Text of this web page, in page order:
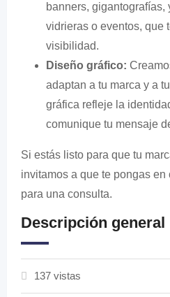
banners, gigantografías,
vidrieras o eventos, que
visibilidad.
Diseño gráfico:
adaptan a tu marca y a
gráfica refleje la
comunique tu mensaje
Si estás listo para que tu
invitamos a que te pongas
para una consulta.
Descripción general
137 vistas